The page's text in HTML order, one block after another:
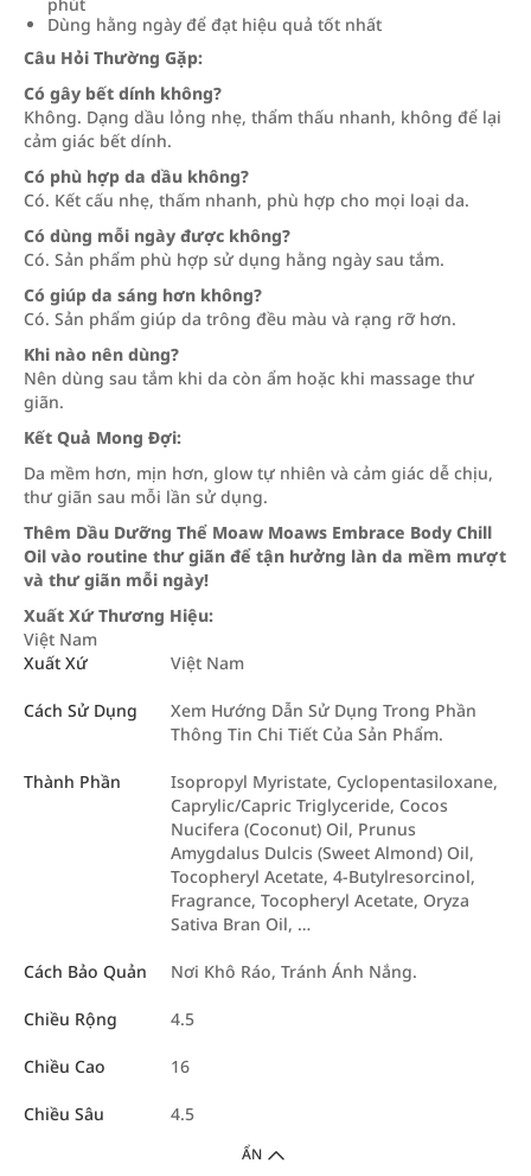
Dùng hằng ngày để đạt hiệu quả tốt nhất
Câu Hỏi Thường Gặp:
Có gây bết dính không?
Không. Dạng dầu lỏng nhẹ, thẩm thấu nhanh, không để lại
cảm giác bết dính.
Có phù hợp da dầu không?
Có. Kết cấu nhẹ, thấm nhanh, phù hợp cho mọi loại da.
Có dùng mỗi ngày được không?
Có. Sản phẩm phù hợp sử dụng hằng ngày sau tắm.
Có giúp da sáng hơn không?
Có. Sản phẩm giúp da trông đều màu và rạng rỡ hơn.
Khi nào nên dùng?
Nên dùng sau tắm khi da còn ẩm hoặc khi massage thư
giãn.
Kết Quả Mong Đợi:
Da mềm hơn, mịn hơn, glow tự nhiên và cảm giác dễ chịu,
thư giãn sau mỗi lần sử dụng.
Thêm Dầu Dưỡng Thể Moaw Moaws Embrace Body Chill
Oil vào routine thư giãn để tận hưởng làn da mềm mượt
và thư giãn mỗi ngày!
Xuất Xứ Thương Hiệu:
Việt Nam
Xuất Xứ
Việt Nam
Cách Sử Dụng
Xem Hướng Dẫn Sử Dụng Trong Phần
Thông Tin Chi Tiết Của Sản Phẩm.
Thành Phần
Isopropyl Myristate, Cyclopentasiloxane,
Caprylic/Capric Triglyceride, Cocos
Nucifera (Coconut) Oil, Prunus
Amygdalus Dulcis (Sweet Almond) Oil,
Tocopheryl Acetate, 4-Butylresorcinol,
Fragrance, Tocopheryl Acetate, Oryza
Sativa Bran Oil, …
Cách Bảo Quản Nơi Khô Ráo, Tránh Ánh Nắng.
Chiều Rộng 4.5
Chiều Cao 16
Chiều Sâu 4.5
ẨN